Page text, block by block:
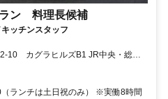
ン 料理長候補
ッチンスタッフ
北線
徒歩6分
ランチは土日祝のみ） ※実働8時間